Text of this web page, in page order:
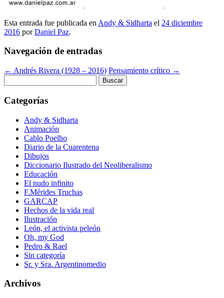
Esta entrada fue publicada en Andy & Sidharta el 24 diciembre
2016 porDaniel Paz.
Navegación de entradas
← Andrés Rivera (1928 – 2016) Pensamiento crítico →
Categorías
Andy & Sidharta
Animación
Cablo Poelho
Diario de la Cuarentena
Dibujos
Diccionario Ilustrado del Neoliberalismo
Educación
El nudo infinito
F.Mérides Truchas
GARCAP
Hechos de la vida real
Ilustración
León, el activista peleón
Oh, my God
Pedro & Rael
Sin categoría
Sr. y Sra. Argentinomedio
Archivos